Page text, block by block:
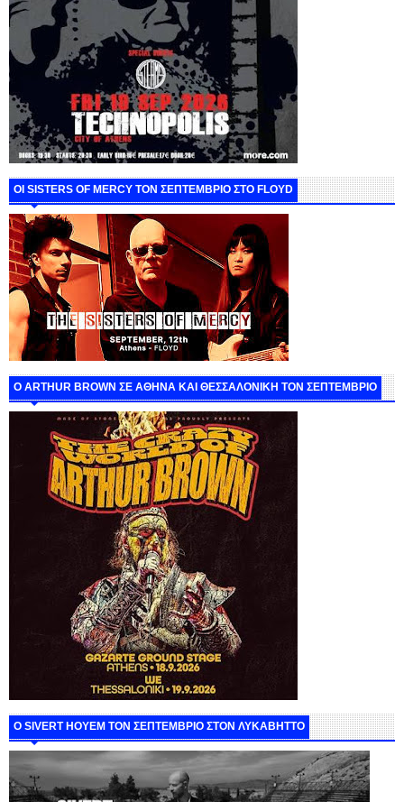
ΟΙ SISTERS OF MERCY ΤΟΝ ΣΕΠΤΕΜΒΡΙΟ ΣΤΟ FLOYD
O ARTHUR BROWN ΣΕ ΑΘΗΝΑ ΚΑΙ ΘΕΣΣΑΛΟΝΙΚΗ ΤΟΝ ΣΕΠΤΕΜΒΡΙΟ
Ο SIVERT HOYEM ΤΟΝ ΣΕΠΤΕΜΒΡΙΟ ΣΤΟΝ ΛΥΚΑΒΗΤΤΟ